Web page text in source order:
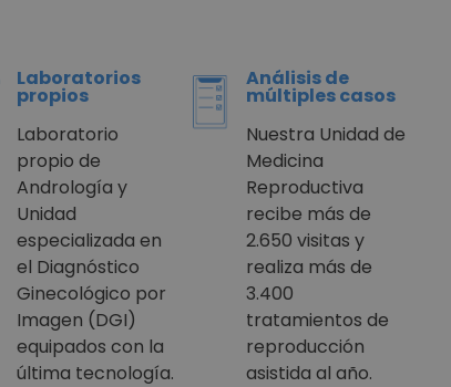
Laboratorios
propios
Laboratorio
propio de
Andrología y
Unidad
especializada en
el Diagnóstico
Ginecológico por
Imagen (DGI)
equipados con la
última tecnología.
Análisis de
múltiples casos
Nuestra Unidad de
Medicina
Reproductiva
recibe más de
2.650 visitas y
realiza más de
3.400
tratamientos de
reproducción
asistida al año.